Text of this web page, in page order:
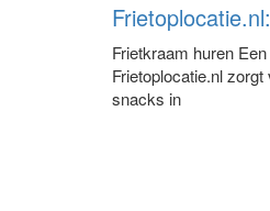
Frietkraam huren
Frietoplocatie.nl
snacks in